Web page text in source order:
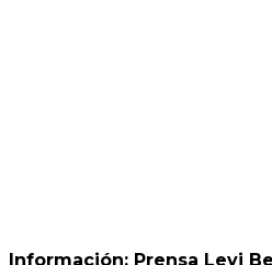
Información: Prensa Levi